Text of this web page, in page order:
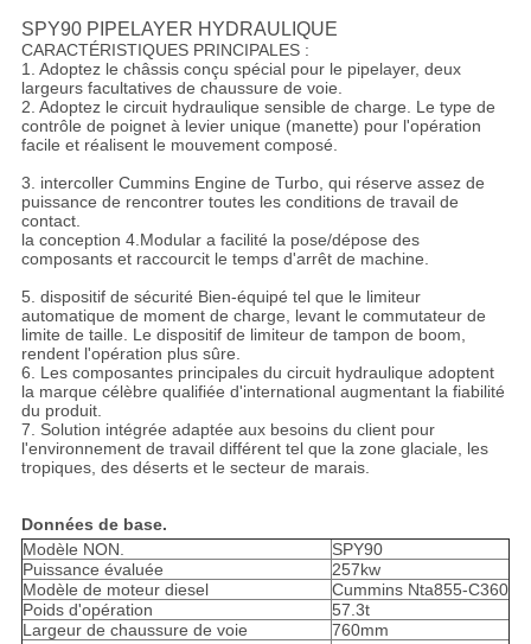
SPY90 PIPELAYER HYDRAULIQUE
CARACTÉRISTIQUES PRINCIPALES :
1. Adoptez le châssis conçu spécial pour le pipelayer, deux
largeurs facultatives de chaussure de voie.
2. Adoptez le circuit hydraulique sensible de charge. Le type de
contrôle de poignet à levier unique (manette) pour l'opération
facile et réalisent le mouvement composé.
3. intercoller Cummins Engine de Turbo, qui réserve assez de
puissance de rencontrer toutes les conditions de travail de
contact.
la conception 4.Modular a facilité la pose/dépose des
composants et raccourcit le temps d'arrêt de machine.
5. dispositif de sécurité Bien-équipé tel que le limiteur
automatique de moment de charge, levant le commutateur de
limite de taille. Le dispositif de limiteur de tampon de boom,
rendent l'opération plus sûre.
6. Les composantes principales du circuit hydraulique adoptent
la marque célèbre qualifiée d'international augmentant la fiabilité
du produit.
7. Solution intégrée adaptée aux besoins du client pour
l'environnement de travail différent tel que la zone glaciale, les
tropiques, des déserts et le secteur de marais.
Données de base.
Modèle NON.
SPY90
Puissance évaluée
257kw
Modèle de moteur diesel
Cummins Nta855-C360
Poids d'opération
57.3t
Largeur de chaussure de voie
760mm